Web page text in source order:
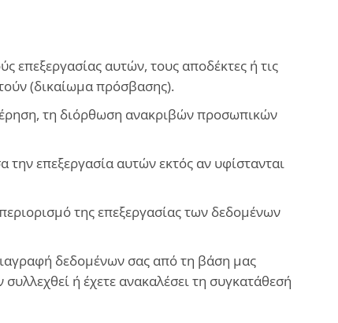
επεξεργασίας αυτών, τους αποδέκτες ή τις
(δικαίωμα πρόσβασης).
τη διόρθωση ανακριβών προσωπικών
επεξεργασία αυτών εκτός αν υφίστανται
της επεξεργασίας των δεδομένων
δεδομένων σας από τη βάση μας
ή έχετε ανακαλέσει τη συγκατάθεσή